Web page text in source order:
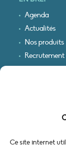
Ce site internet
Agenda
Actualités
Nos produits
Recrutement
Mentions